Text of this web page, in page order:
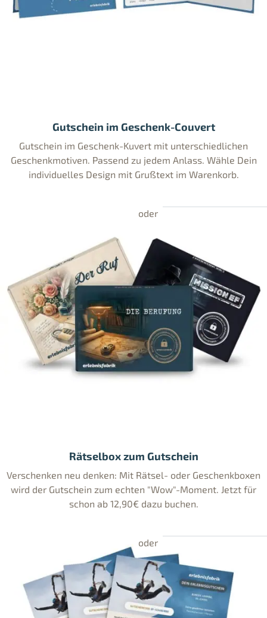
Gutschein im Geschenk-Couvert
Gutschein im Geschenk-Kuvert mit unterschiedlichen
Geschenkmotiven. Passend zu jedem Anlass. Wähle Dein
individuelles Design mit Grußtext im Warenkorb.
Rätselbox zum Gutschein
Verschenken neu denken: Mit Rätsel- oder Geschenkboxen
wird der Gutschein zum echten "Wow"-Moment. Jetzt für
schon ab 12,90€ dazu buchen.